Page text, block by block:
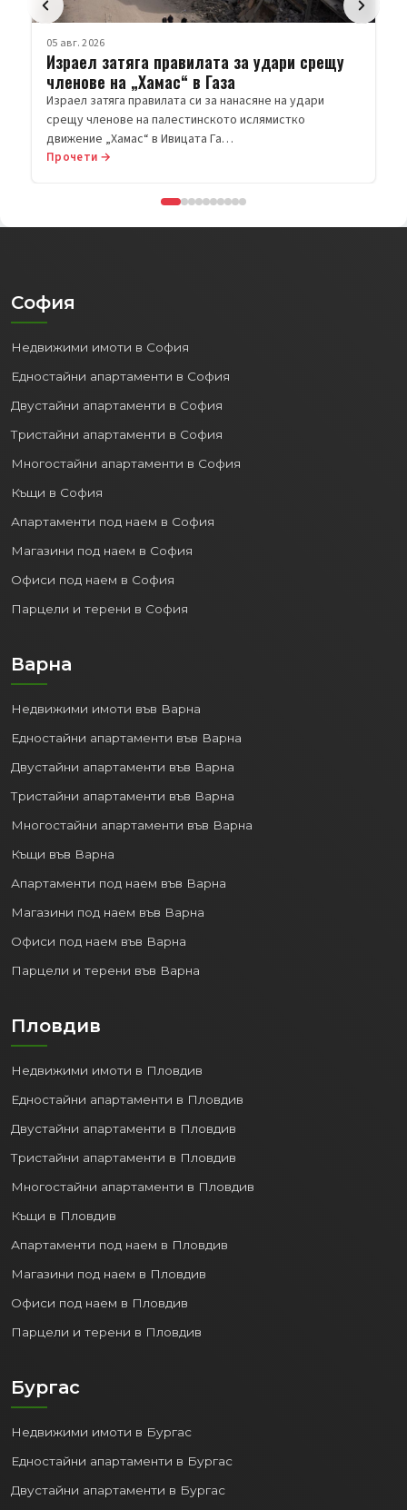
Прочети →
София
Недвижими имоти в София
Едностайни апартаменти в София
Двустайни апартаменти в София
Тристайни апартаменти в София
Многостайни апартаменти в София
Къщи в София
Апартаменти под наем в София
Магазини под наем в София
Офиси под наем в София
Парцели и терени в София
Варна
Недвижими имоти във Варна
Едностайни апартаменти във Варна
Двустайни апартаменти във Варна
Тристайни апартаменти във Варна
Многостайни апартаменти във Варна
Къщи във Варна
Апартаменти под наем във Варна
Магазини под наем във Варна
Офиси под наем във Варна
Парцели и терени във Варна
Пловдив
Недвижими имоти в Пловдив
Едностайни апартаменти в Пловдив
Двустайни апартаменти в Пловдив
Тристайни апартаменти в Пловдив
Многостайни апартаменти в Пловдив
Къщи в Пловдив
Апартаменти под наем в Пловдив
Магазини под наем в Пловдив
Офиси под наем в Пловдив
Парцели и терени в Пловдив
Бургас
Недвижими имоти в Бургас
Едностайни апартаменти в Бургас
Двустайни апартаменти в Бургас